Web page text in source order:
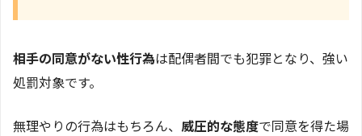
相手の同意がない性行為は配偶者間でも犯罪となり、強い
処罰対象です。
無理やりの行為はもちろん、 威圧的な態度で同意を得た場